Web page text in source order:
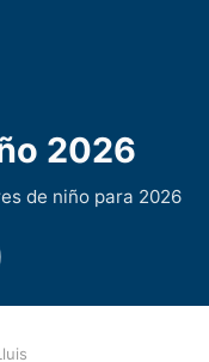
2026
de niño para 2026